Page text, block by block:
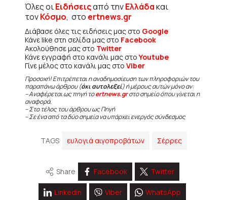
Όλες οιΕιδήσειςαπό τηνΕλλάδακαι
τονΚόσμο, στο ertnews.gr
Διάβασε όλες τις ειδήσεις μας στο Google
Κάνε like στη σελίδα μας στο Facebook
Ακολούθησε μας στο Twitter
Κάνε εγγραφή στο κανάλι μας στοYoutube
Γίνε μέλος στο κανάλι μας στο Viber
Προσοχή! Επιτρέπεται η αναδημοσίευση των πληροφοριών του
παραπάνω άρθρου (όχι αυτολεξεί) ή μέρους αυτών μόνο αν:
– Αναφέρεται ως πηγή τοertnews.grστο σημείο όπου γίνεται η
αναφορά.
– Στο τέλος του άρθρου ως Πηγή
– Σε ένα από τα δύο σημεία να υπάρχει ενεργός σύνδεσμος
TAGS ευλογιά αιγοπροβάτων Σέρρες
Share Facebook Twitter
Linkedin Viber WhatsApp